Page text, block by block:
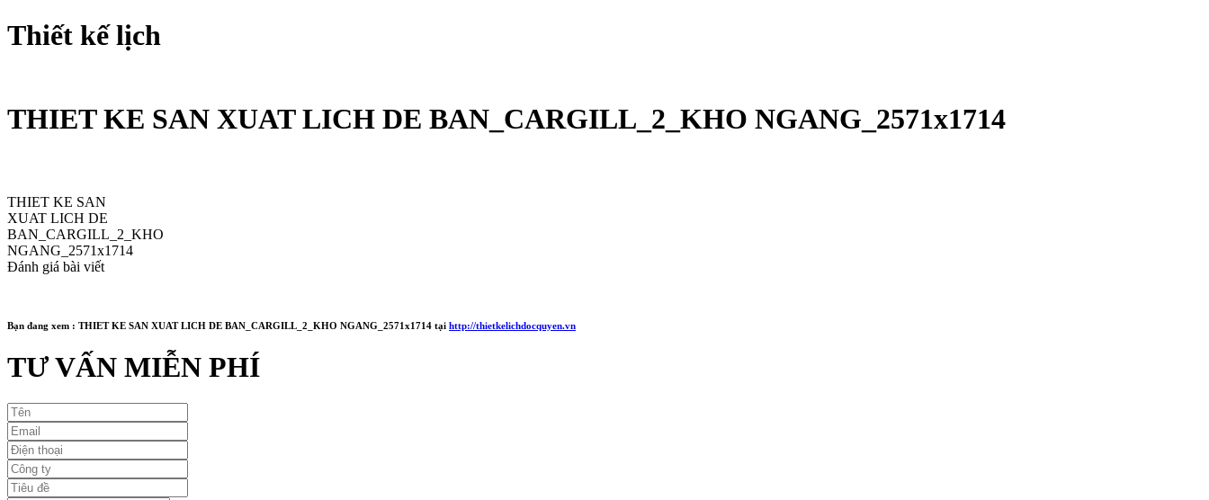
Thiết kế lịch
THIET KE SAN XUAT LICH DE BAN_CARGILL_2_KHO NGANG_2571x1714
THIET KE SAN
XUAT LICH DE
BAN_CARGILL_2_KHO
NGANG_2571x1714
Đánh giá bài viết
Bạn đang xem : THIET KE SAN XUAT LICH DE BAN_CARGILL_2_KHO NGANG_2571x1714 tại http://thietkelichdocquyen.vn
TƯ VẤN MIỄN PHÍ